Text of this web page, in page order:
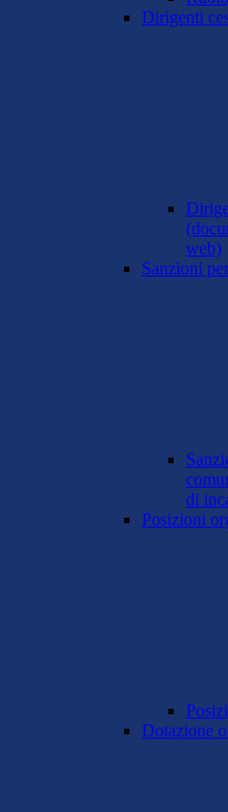
Dirigenti
web)
Sanzioni
di
Posizioni
Dotazione